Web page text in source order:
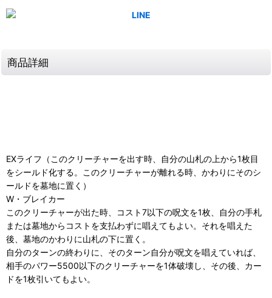
商品詳細
EXライフ（このクリーチャーを出す時、自分の山札の上から1枚目
をシールド化する。このクリーチャーが離れる時、かわりにそのシ
ールドを墓地に置く）
W・ブレイカー
このクリーチャーが出た時、コスト7以下の呪文を1枚、自分の手札
または墓地からコストを支払わずに唱えてもよい。それを唱えた
後、墓地のかわりに山札の下に置く。
自分のターンの終わりに、そのターン自分が呪文を唱えていれば、
相手のパワー5500以下のクリーチャーを1体破壊し、その後、カー
ドを1枚引いてもよい。